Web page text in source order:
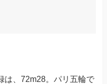
は、72m28。パリ五輪で